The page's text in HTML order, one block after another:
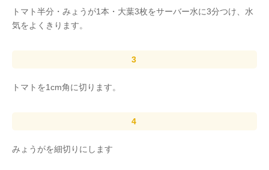
トマト半分・みょうが1本・大葉3枚をサーバー水に3分つけ、水
気をよくきります。
トマトを1cm角に切ります。
みょうがを細切りにします